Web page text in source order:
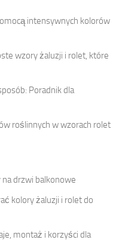
intensywnych kolorów
wzory żaluzji i rolet, które
Poradnik dla
roślinnych w wzorach rolet
drzwi balkonowe
kolory żaluzji i rolet do
montaż i korzyści dla